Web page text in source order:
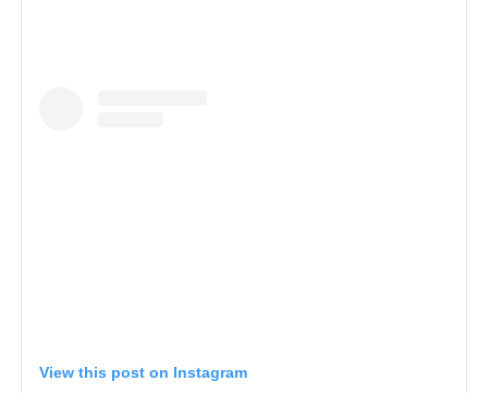
View this post on Instagram